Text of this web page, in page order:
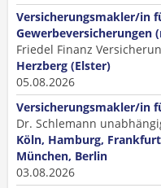
Versicherungsmakler/in
Gewerbeversicherungen
Friedel Finanz
Herzberg (Elster)
05.08.2026
Versicherungsmakler/in
Dr. Schlemann
Köln, Hamburg,
München, Berlin
03.08.2026